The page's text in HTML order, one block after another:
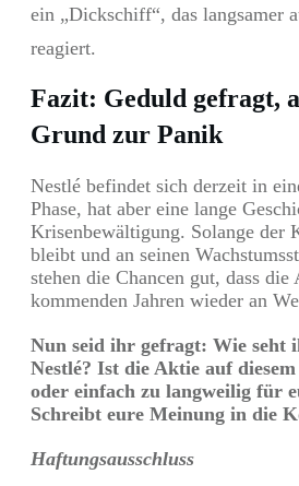
ein „Dickschiff“, das langsamer
reagiert.
Fazit: Geduld gefragt,
Grund zur Panik
Nestlé befindet sich derzeit in
Phase, hat aber eine lange
Krisenbewältigung. Solange der
bleibt und an seinen
stehen die Chancen gut, dass die
kommenden Jahren wieder an
Nun seid ihr gefragt: Wie seht
Nestlé? Ist die Aktie auf
oder einfach zu langweilig für
Schreibt eure Meinung in die
Haftungsausschluss